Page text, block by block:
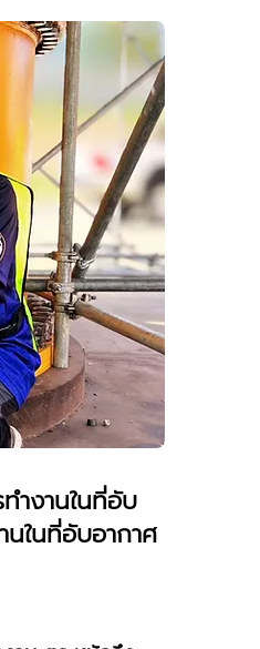
ำงานในที่อับ
ในที่อับอากาศ